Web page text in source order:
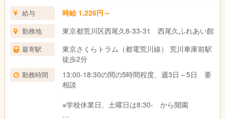
給与 時給 1,226円～
勤務地 東京都荒川区西尾久8-33-31 西尾久ふれあい館
最寄駅
東京さくらトラム（都電荒川線） 荒川車庫前駅
徒歩2分
勤務時間
13:00-18:30の間の5時間程度、週3日～5日 要
相談
※学校休業日、土曜日は8:30- から開園